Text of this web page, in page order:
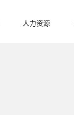
人力资源